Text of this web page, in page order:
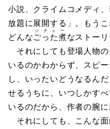
小説、クライムコメディ
放題に展開する」。もう
どんなごった煮
シチュー
なストー
それにしても登場人物の
いるのかわからず、スピ
し、いったいどうなるん
せるうちに、いつしかす
いるのだから、作者の腕に
それにしても、こんな面